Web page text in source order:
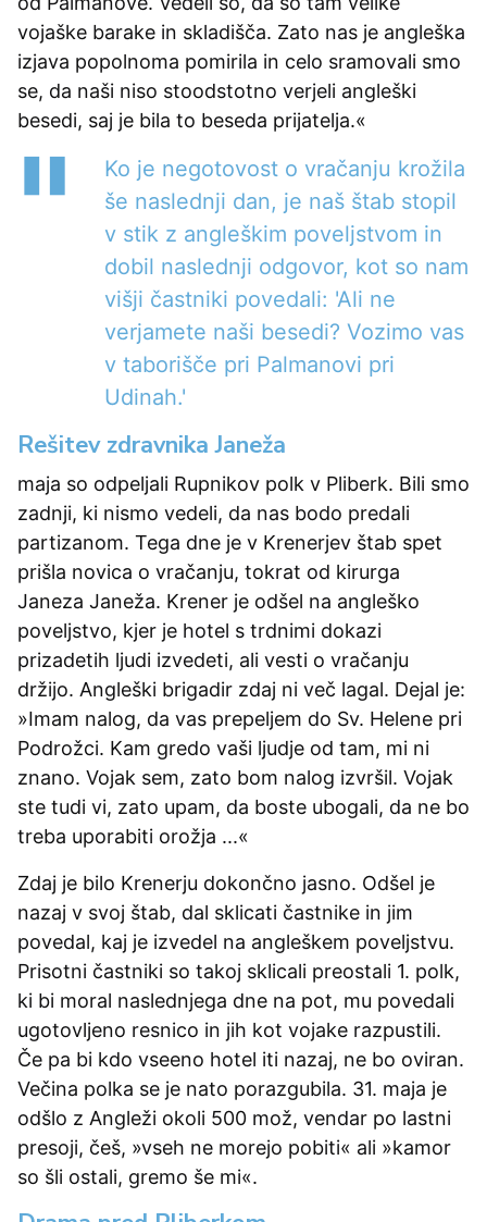
vojaške barake in skladišča. Zato nas je angleška
izjava popolnoma pomirila in celo sramovali smo
se, da naši niso stoodstotno verjeli angleški
besedi, saj je bila to beseda prijatelja.«
Ko je negotovost o vračanju krožila
še naslednji dan, je naš štab stopil
v stik z angleškim poveljstvom in
dobil naslednji odgovor, kot so nam
višji častniki povedali: 'Ali ne
verjamete naši besedi? Vozimo vas
v taborišče pri Palmanovi pri
Udinah.'
Rešitev zdravnika Janeža
maja so odpeljali Rupnikov polk v Pliberk. Bili smo
zadnji, ki nismo vedeli, da nas bodo predali
partizanom. Tega dne je v Krenerjev štab spet
prišla novica o vračanju, tokrat od kirurga
Janeza Janeža. Krener je odšel na angleško
poveljstvo, kjer je hotel s trdnimi dokazi
prizadetih ljudi izvedeti, ali vesti o vračanju
držijo. Angleški brigadir zdaj ni več lagal. Dejal je:
»Imam nalog, da vas prepeljem do Sv. Helene pri
Podrožci. Kam gredo vaši ljudje od tam, mi ni
znano. Vojak sem, zato bom nalog izvršil. Vojak
ste tudi vi, zato upam, da boste ubogali, da ne bo
treba uporabiti orožja ...«
Zdaj je bilo Krenerju dokončno jasno. Odšel je
nazaj v svoj štab, dal sklicati častnike in jim
povedal, kaj je izvedel na angleškem poveljstvu.
Prisotni častniki so takoj sklicali preostali 1. polk,
ki bi moral naslednjega dne na pot, mu povedali
ugotovljeno resnico in jih kot vojake razpustili.
Če pa bi kdo vseeno hotel iti nazaj, ne bo oviran.
Večina polka se je nato porazgubila. 31. maja je
odšlo z Angleži okoli 500 mož, vendar po lastni
presoji, češ, »vseh ne morejo pobiti« ali »kamor
so šli ostali, gremo še mi«.